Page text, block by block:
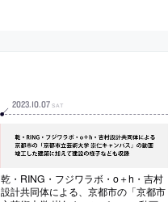
2023.10.07 SAT
乾・RING・フジワラボ・o＋h・吉村
設計共同体による、京都市の「京都市